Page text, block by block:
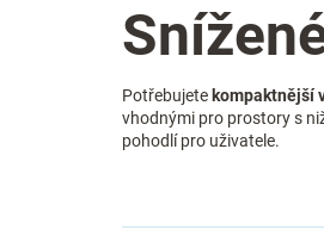
Potřebujete kompaktnější
vhodnými pro prostory s
pohodlí pro uživatele.